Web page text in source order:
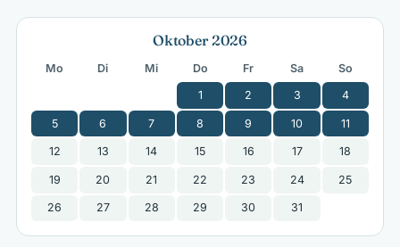
Oktober 2026
Mo Di Mi Do Fr Sa
So
1
2 3 4
5 6 7 8 9 10 11
12 13 14 15 16 17 18
19 20 21 22 23 24 25
26 27 28 29 30 31